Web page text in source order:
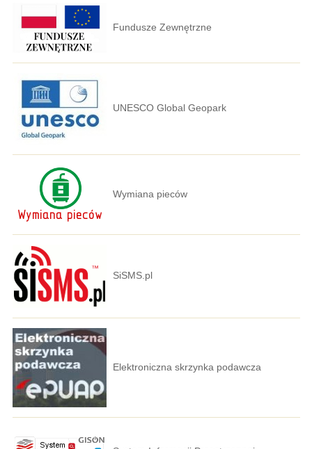
Fundusze Zewnętrzne
UNESCO Global Geopark
Wymiana pieców
SiSMS.pl
Elektroniczna skrzynka podawcza